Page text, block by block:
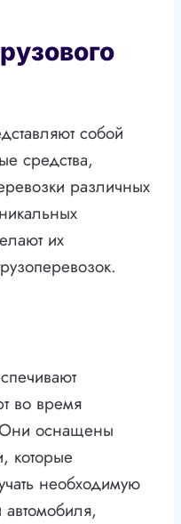
собой
средства,
различных
их
во время
Они оснащены
которые
необходимую